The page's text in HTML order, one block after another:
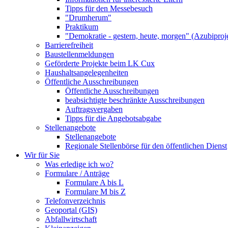
Tipps für den Messebesuch
"Drumherum"
Praktikum
"Demokratie - gestern, heute, morgen"
Barrierefreiheit
Baustellenmeldungen
Geförderte Projekte beim LK Cux
Haushaltsangelegenheiten
Öffentliche Ausschreibungen
Öffentliche Ausschreibungen
beabsichtigte beschränkte Ausschreibungen
Auftragsvergaben
Tipps für die Angebotsabgabe
Stellenangebote
Stellenangebote
Regionale Stellenbörse für den öffentlichen Dienst
Wir für Sie
Was erledige ich wo?
Formulare / Anträge
Formulare A bis L
Formulare M bis Z
Telefonverzeichnis
Geoportal (GIS)
Abfallwirtschaft